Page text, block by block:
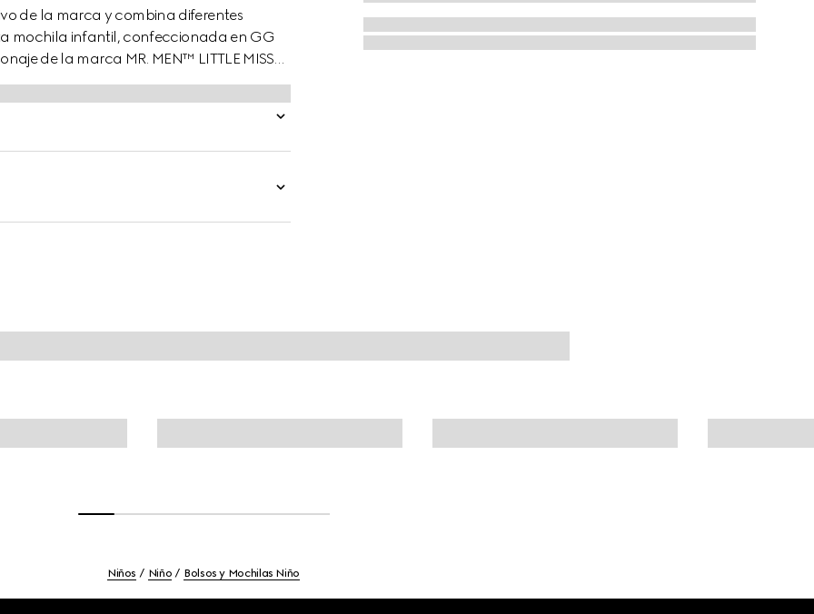
de la marca y combina diferentes
mochila infantil, confeccionada en GG
de la marca MR. MEN™ LITTLE MISS™.
Niños Niño Bolsos y Mochilas Niño